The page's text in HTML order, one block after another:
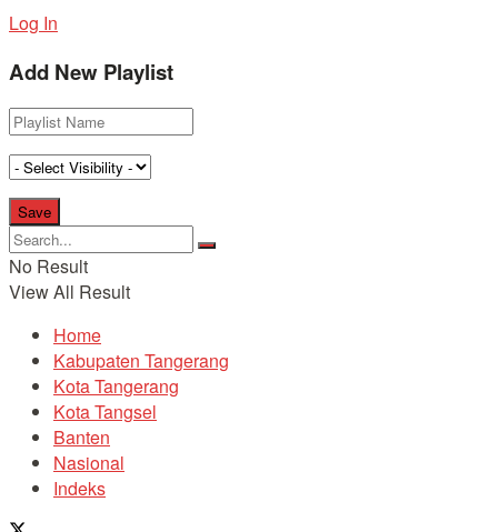
Log In
Add New Playlist
No Result
View All Result
Home
Kabupaten Tangerang
Kota Tangerang
Kota Tangsel
Banten
Nasional
Indeks